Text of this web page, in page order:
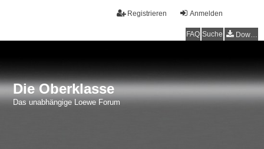
Anmelden
Registrieren
FAQ Suche Downloads
Die Oberklasse
Das unabhängige Loewe Forum